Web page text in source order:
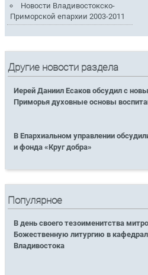
Новости Владивостокско-
Приморской епархии 2003-2011
Другие новости раздела
Иерей Даниил Есаков обсудил с
Приморья духовные основы
В Епархиальном управлении
и фонда «Круг добра»
Популярное
В день своего тезоименитства
Божественную литургию в
Владивостока